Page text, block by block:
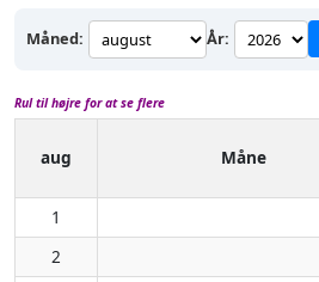
Måned: År:
Rul til højre for at se flere
aug
Måne
1
2